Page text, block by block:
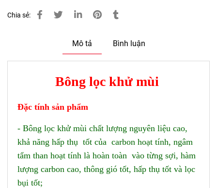
Chia sẻ:
Mô tả Bình luận
Bông lọc khử mùi
Đặc tính sản phẩm
- Bông lọc khử mùi chất lượng nguyên liệu cao,
khả năng hấp thụ tốt của carbon hoạt tính, ngâm
tẩm than hoạt tính là hoàn toàn vào từng sợi, hàm
lượng carbon cao, thông gió tốt, hấp thụ tốt và lọc
bụi tốt;